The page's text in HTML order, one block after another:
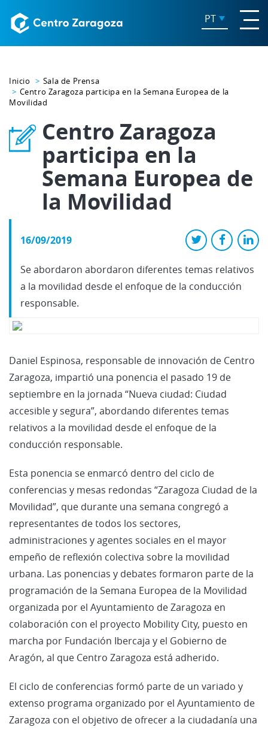
PT
Inicio
Sala de Prensa
Centro Zaragoza participa en la Semana Europea de la
Movilidad
Centro Zaragoza
participa en la
Semana Europea de
la Movilidad
16/09/2019
Se abordaron abordaron diferentes temas relativos
a la movilidad desde el enfoque de la conducción
responsable.
Daniel Espinosa, responsable de innovación de Centro
Zaragoza, impartió una ponencia el pasado 19 de
septiembre en la jornada “Nueva ciudad: Ciudad
accesible y segura”, abordando diferentes temas
relativos a la movilidad desde el enfoque de la
conducción responsable.
Esta ponencia se enmarcó dentro del ciclo de
conferencias y mesas redondas “Zaragoza Ciudad de la
Movilidad”, que durante una semana congregó a
representantes de todos los sectores,
administraciones y agentes sociales en el mayor
empeño de reflexión colectiva sobre la movilidad
urbana. Las ponencias y debates formaron parte de la
programación de la Semana Europea de la Movilidad
organizada por el Ayuntamiento de Zaragoza en
colaboración con el proyecto Mobility City, puesto en
marcha por Fundación Ibercaja y el Gobierno de
Aragón, al que Centro Zaragoza está adherido.
El ciclo de conferencias formó parte de un variado y
extenso programa organizado por el Ayuntamiento de
Zaragoza con el objetivo de ofrecer a la ciudadanía una